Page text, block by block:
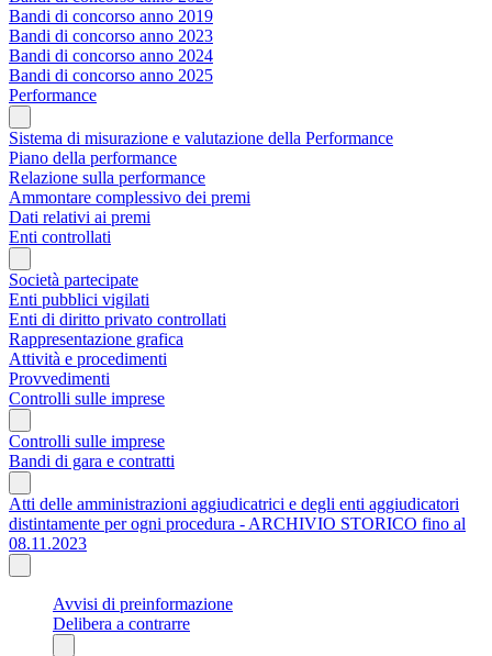
Bandi di concorso anno 2019
Bandi di concorso anno 2023
Bandi di concorso anno 2024
Bandi di concorso anno 2025
Performance
Sistema di misurazione e valutazione della Performance
Piano della performance
Relazione sulla performance
Ammontare complessivo dei premi
Dati relativi ai premi
Enti controllati
Società partecipate
Enti pubblici vigilati
Enti di diritto privato controllati
Rappresentazione grafica
Attività e procedimenti
Provvedimenti
Controlli sulle imprese
Controlli sulle imprese
Bandi di gara e contratti
Atti delle amministrazioni aggiudicatrici e degli enti aggiudicatori
distintamente per ogni procedura - ARCHIVIO STORICO fino al
08.11.2023
Avvisi di preinformazione
Delibera a contrarre